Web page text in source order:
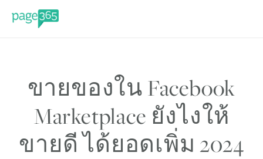
ขายของใน Facebook
Marketplace ยังไงให้
ขายดี ได้ยอดเพิ่ม 2024